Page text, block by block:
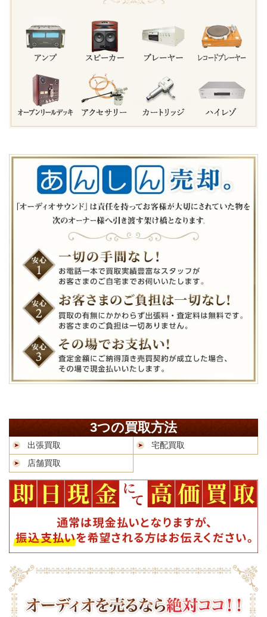
3つの買取方法
出張買取
宅配買取
店舗買取